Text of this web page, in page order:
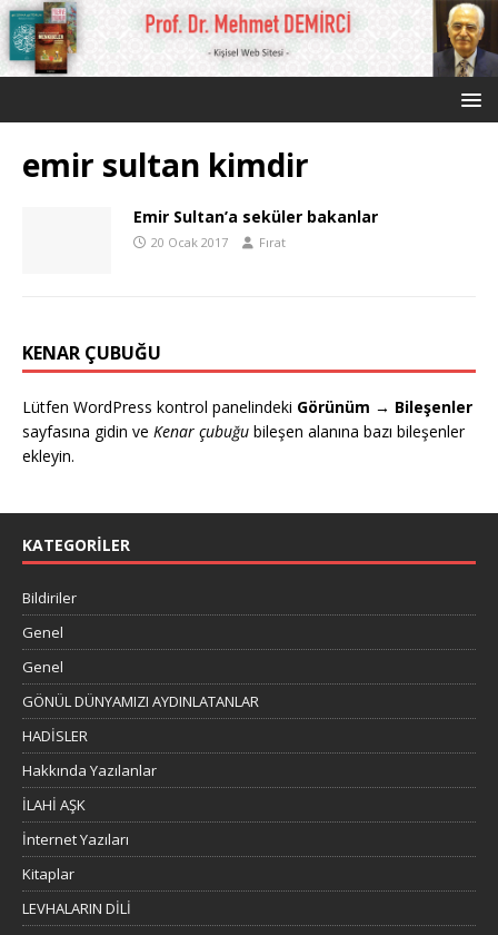
emir sultan kimdir
Emir Sultan’a seküler bakanlar
20 Ocak 2017 Fırat
KENAR ÇUBUĞU
Lütfen WordPress kontrol panelindeki Görünüm → Bileşenler
sayfasına gidin ve Kenar çubuğu bileşen alanına bazı bileşenler
ekleyin.
KATEGORILER
Bildiriler
Genel
Genel
GÖNÜL DÜNYAMIZI AYDINLATANLAR
HADİSLER
Hakkında Yazılanlar
İLAHİ AŞK
İnternet Yazıları
Kitaplar
LEVHALARIN DİLİ